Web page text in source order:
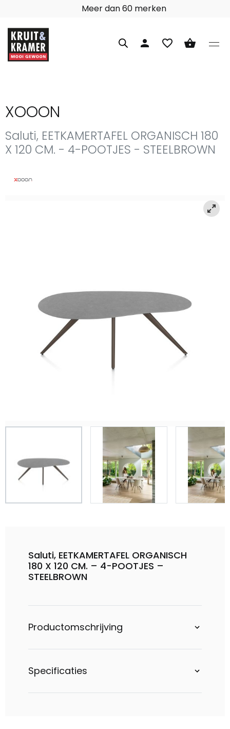
97% klanttevredenheid
person favorite_border shopping_basket
XOOON
Saluti, EETKAMERTAFEL ORGANISCH 180
X 120 CM. - 4-POOTJES - STEELBROWN
Saluti, EETKAMERTAFEL ORGANISCH
180 X 120 CM. – 4-POOTJES –
STEELBROWN
Productomschrijving
Specificaties